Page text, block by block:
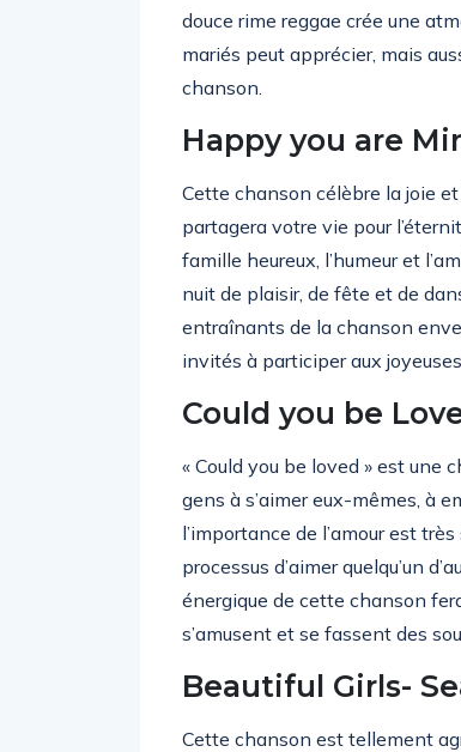
douce rime reggae crée une
mariés peut apprécier, mais
chanson.
Happy you are
Cette chanson célèbre la joie
partagera votre vie pour
famille heureux, l’humeur et
nuit de plaisir, de fête et de
entraînants de la chanson
invités à participer aux
Could you be
« Could you be loved » est une
gens à s’aimer eux-mêmes, à
l’importance de l’amour est
processus d’aimer quelqu’un
énergique de cette chanson
s’amusent et se fassent des
Beautiful Girls-
Cette chanson est tellement